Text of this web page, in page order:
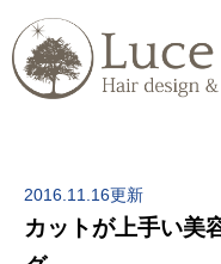
2016.11.16更新
カットが上手い美